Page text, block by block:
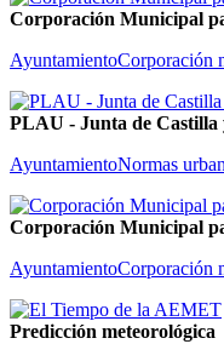
Corporación Municipal
AyuntamientoCorporación
PLAU - Junta de Castilla
AyuntamientoNormas
Corporación Municipal
AyuntamientoCorporación
Predicción meteorológica